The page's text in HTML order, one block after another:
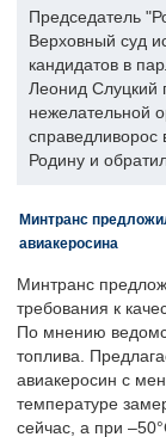
Председатель
Верховный суд
кандидатов в
Леонид Слуцкий
нежелательной
справедливорос
Родину и
Минтранс
авиакеросина
Минтранс
требования к
По мнению
топлива.
авиакеросин с
температуре
сейчас, а при